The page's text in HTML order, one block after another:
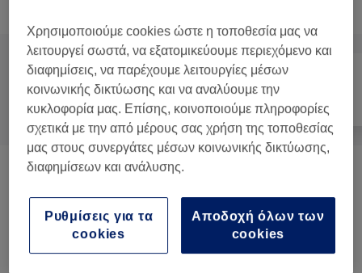
Πρόσωπο
Κουρέματα
Κούρεμα Αντρικό (1) € 10
Κούρεμα Παιδικό (1) € 10
Χρησιμοποιούμε cookies ώστε η τοποθεσία μας να
λειτουργεί σωστά, να εξατομικεύουμε περιεχόμενο και
διαφημίσεις, να παρέχουμε λειτουργίες μέσων
κοινωνικής δικτύωσης και να αναλύουμε την
κυκλοφορία μας. Επίσης, κοινοποιούμε πληροφορίες
σχετικά με την από μέρους σας χρήση της τοποθεσίας
μας στους συνεργάτες μέσων κοινωνικής δικτύωσης,
διαφημίσεων και ανάλυσης.
Αποδοχή όλων των
cookies
Ρυθμίσεις για τα
cookies